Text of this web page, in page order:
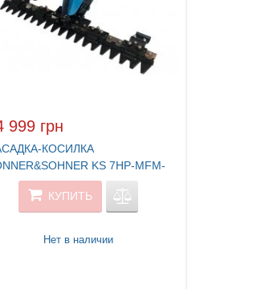
999 грн
КОСИЛКА
KS 7HP-MFM-
КУПИТЬ
Нет в наличии